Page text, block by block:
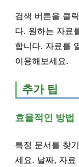
검색 버튼을 클
다. 원하는 자료
합니다. 자료를
이용해보세요.
추가 팁
효율적인 방법
특정 문서를 찾
세요. 날짜, 자료